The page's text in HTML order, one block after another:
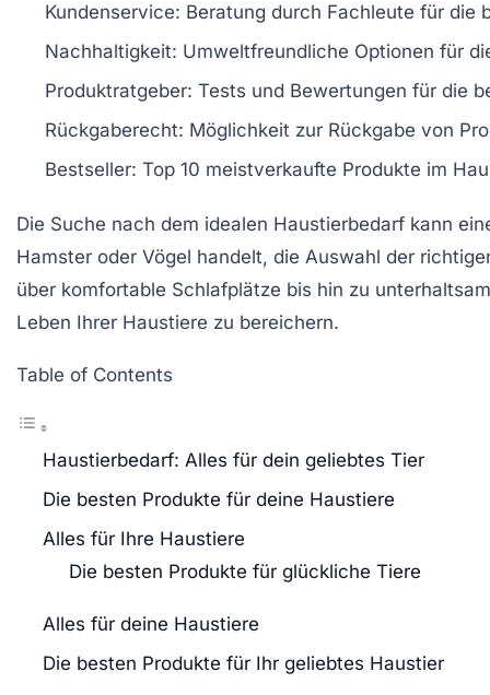
Kundenservice: Beratung durch Fachleute für die
Nachhaltigkeit: Umweltfreundliche Optionen für
Produktratgeber: Tests und Bewertungen für die
Rückgaberecht: Möglichkeit zur Rückgabe von
Bestseller: Top 10 meistverkaufte Produkte im
Die Suche nach dem idealen Haustierbedarf kann
Hamster oder Vögel handelt, die Auswahl der
über komfortable Schlafplätze bis hin zu
Leben Ihrer Haustiere zu bereichern.
Table of Contents
Haustierbedarf: Alles für dein geliebtes Tier
Die besten Produkte für deine Haustiere
Alles für Ihre Haustiere
Die besten Produkte für glückliche Tiere
Alles für deine Haustiere
Die besten Produkte für Ihr geliebtes Haustier